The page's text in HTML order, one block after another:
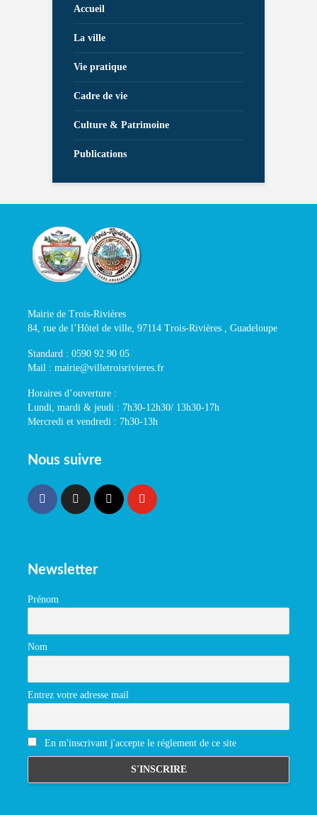
Accueil
La ville
Vie pratique
Cadre de vie
Culture & Patrimoine
Publications
Mairie de Trois-Rivières
84, rue de l’Hôtel de ville, 97114 Trois-Rivières , Guadeloupe
Standard : 0590 92 90 05
Mail : mairie@villetroisrivieres.fr
Horaires d’ouverture :
Lundi, mardi & jeudi : 7h30-12h30/ 13h30-17h
Mercredi et vendredi : 7h30-13h
Nous suivre
Newsletter
Prénom
Nom
Entrez votre adresse mail
En m'inscrivant j'accepte le réglement de ce site